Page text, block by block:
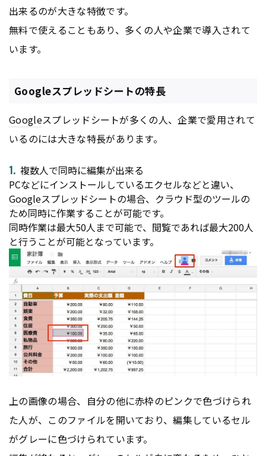
出来るのが大きな特徴です。
無料で使えることもあり、多くの人や企業で導入されて
います。
Googleスプレッドシートの特長
Googleスプレッドシートが多くの人、企業で愛用されて
いるのには大きな特長があります。
複数人で同時に編集が出来る
PCなどにインストールしているエクセルなどと違い、
Googleスプレッドシートの場合、クラウド型のツールの
ため同時に作業することが可能です。
同時作業は最大50人まで可能で、閲覧であれば最大200人
と行うことが可能となっています。
上の画像の場合、自分の他に赤枠のピンクで色づけられ
た人が、このファイルを開いており、編集しているセル
がグレーに色づけられています。